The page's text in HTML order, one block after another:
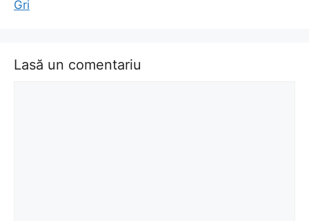
Gri
Lasă un comentariu